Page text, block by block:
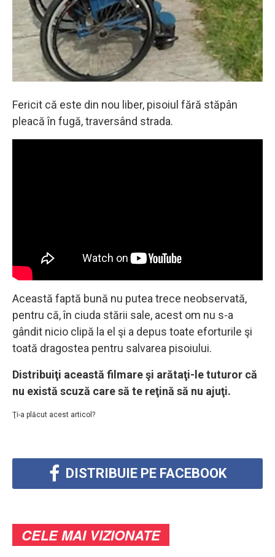
Fericit că este din nou liber, pisoiul fără stăpân
pleacă în fugă, traversând strada.
Această faptă bună nu putea trece neobservată,
pentru că, în ciuda stării sale, acest om nu s-a
gândit nicio clipă la el şi a depus toate eforturile şi
toată dragostea pentru salvarea pisoiului.
Distribuiţi această filmare şi arătaţi-le tuturor că
nu există scuză care să te reţină să nu ajuţi.
Ţi-a plăcut acest articol?
DISTRIBUIE PE FACEBOOK
CELE MAI VIZIONATE